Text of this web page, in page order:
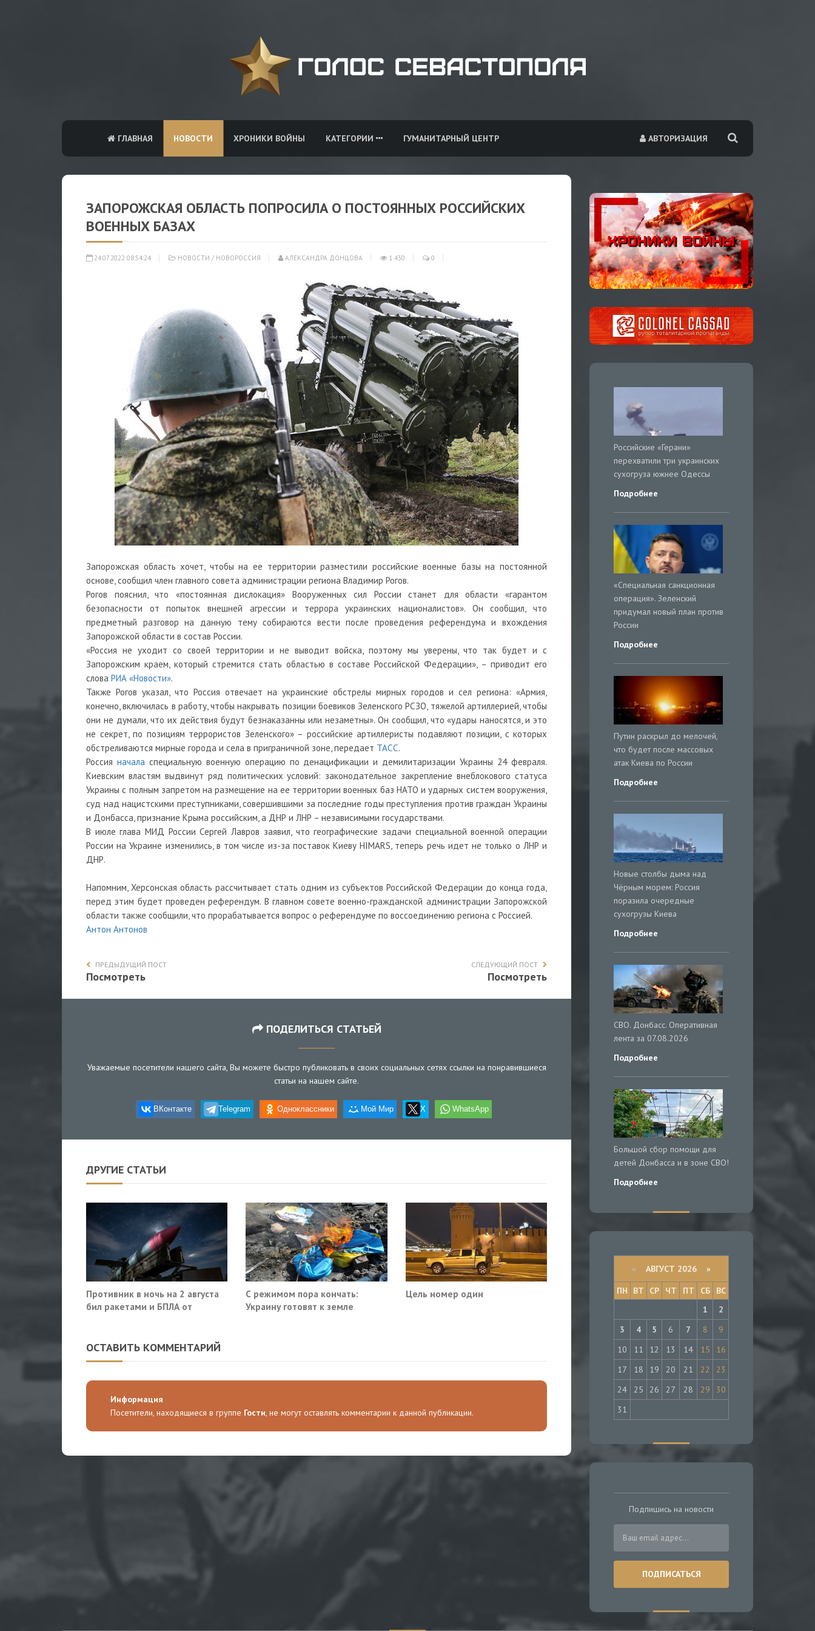
АВТОРИЗАЦИЯ
ГЛАВНАЯ НОВОСТИ ХРОНИКИ ВОЙНЫ КАТЕГОРИИ ГУМАНИТАРНЫЙ ЦЕНТР
ЗАПОРОЖСКАЯ ОБЛАСТЬ ПОПРОСИЛА О ПОСТОЯННЫХ РОССИЙСКИХ
ВОЕННЫХ БАЗАХ
24.07.2022 08:54:24 НОВОСТИ / НОВОРОССИЯ АЛЕКСАНДРА ДОНЦОВА 1 430 0
Запорожская область хочет, чтобы на ее территории разместили российские военные базы на постоянной
основе, сообщил член главного совета администрации региона Владимир Рогов.
Рогов пояснил, что «постоянная дислокация» Вооруженных сил России станет для области «гарантом
безопасности от попыток внешней агрессии и террора украинских националистов». Он сообщил, что
предметный разговор на данную тему собираются вести после проведения референдума и вхождения
Запорожской области в состав России.
«Россия не уходит со своей территории и не выводит войска, поэтому мы уверены, что так будет и с
Запорожским краем, который стремится стать областью в составе Российской Федерации», – приводит его
слова РИА «Новости».
Также Рогов указал, что Россия отвечает на украинские обстрелы мирных городов и сел региона: «Армия,
конечно, включилась в работу, чтобы накрывать позиции боевиков Зеленского РСЗО, тяжелой артиллерией, чтобы
они не думали, что их действия будут безнаказанны или незаметны». Он сообщил, что «удары наносятся, и это
не секрет, по позициям террористов Зеленского» – российские артиллеристы подавляют позиции, с которых
обстреливаются мирные города и села в приграничной зоне, передает ТАСС.
Россия началаспециальную военную операцию по денацификации и демилитаризации Украины 24 февраля.
Киевским властям выдвинут ряд политических условий: законодательное закрепление внеблокового статуса
Украины с полным запретом на размещение на ее территории военных баз НАТО и ударных систем вооружения,
суд над нацистскими преступниками, совершившими за последние годы преступления против граждан Украины
и Донбасса, признание Крыма российским, а ДНР и ЛНР – независимыми государствами.
В июле глава МИД России Сергей Лавров заявил, что географические задачи специальной военной операции
России на Украине изменились, в том числе из-за поставок Киеву HIMARS, теперь речь идет не только о ЛНР и
ДНР.
Напомним, Херсонская область рассчитывает стать одним из субъектов Российской Федерации до конца года,
перед этим будет проведен референдум. В главном совете военно-гражданской администрации Запорожской
области также сообщили, что прорабатывается вопрос о референдуме по воссоединению региона с Россией.
Антон Антонов
ПРЕДЫДУЩИЙ ПОСТ
Посмотреть
СЛЕДУЮЩИЙ ПОСТ
Посмотреть
ПОДЕЛИТЬСЯ СТАТЬЕЙ
Уважаемые посетители нашего сайта, Вы можете быстро публиковать в своих социальных сетях ссылки на понравившиеся
статьи на нашем сайте.
ВКонтакте Telegram Одноклассники Мой Мир X WhatsApp
ДРУГИЕ СТАТЬИ
Противник в ночь на 2 августа
бил ракетами и БПЛА от
С режимом пора кончать:
Украину готовят к земле
Цель номер один
ОСТАВИТЬ КОММЕНТАРИЙ
Информация
Посетители, находящиеся в группе Гости, не могут оставлять комментарии к данной публикации.
Российские «Герани»
перехватили три украинских
сухогруза южнее Одессы
Подробнее
«Специальная санкционная
операция». Зеленский
придумал новый план против
России
Подробнее
Путин раскрыл до мелочей,
что будет после массовых
атак Киева по России
Подробнее
Новые столбы дыма над
Чёрным морем: Россия
поразила очередные
сухогрузы Киева
Подробнее
СВО. Донбасс. Оперативная
лента за 07.08.2026
Подробнее
Большой сбор помощи для
детей Донбасса и в зоне СВО!
Подробнее
« АВГУСТ 2026 »
ПН
ВТ СР ЧТ ПТ СБ
ВС
1
2
3
4 5 6 7 8
9
10
11 12 13 14 15
16
17
18 19 20 21 22
23
24
25 26 27 28 29
30
31
Подпишись на новости